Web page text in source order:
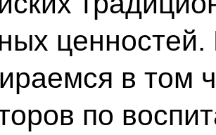
в том
по